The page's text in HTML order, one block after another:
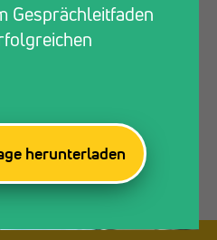
Gesprächleitfaden
herunterladen